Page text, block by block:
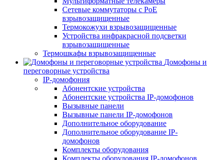
Сетевые коммутаторы с РоЕ
взрывозащищенные
Термокожухи взрывозащищенные
Устройства инфракрасной подсветки
взрывозащищенные
Термошкафы взрывозащищенные
Домофоны и
переговорные устройства
IP-домофония
Абонентские устройства
Абонентские устройства IP-домофонов
Вызывные панели
Вызывные панели IP-домофонов
Дополнительное оборудование
Дополнительное оборудование IP-
домофонов
Комплекты оборудования
Комплекты оборудования IP-домофонов